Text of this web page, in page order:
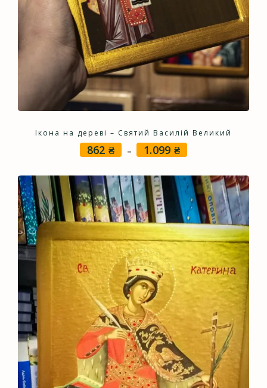
Ікона на дереві – Святий Василiй Великий
862 ₴ – 1.099 ₴
862 ₴
through
1.099 ₴